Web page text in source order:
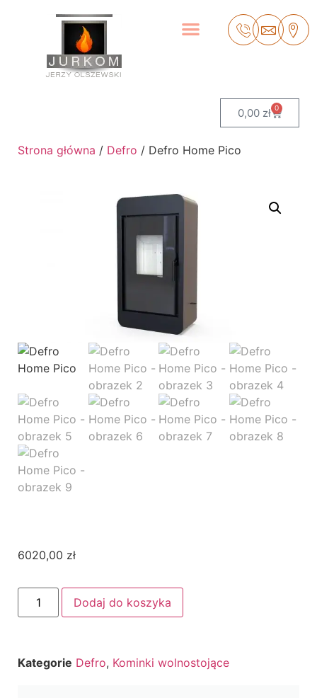
0,00 zł 0
Strona główna / Defro / Defro Home Pico
6020,00 zł
Dodaj do koszyka
Kategorie Defro, Kominki wolnostojące